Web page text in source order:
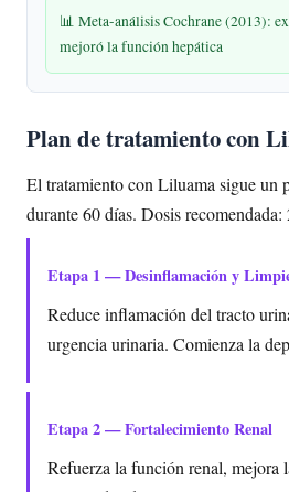
📊 Meta-análisis Cochrane (2013):
mejoró la función hepática
Plan de tratamiento con
El tratamiento con Liluama sigue un
durante 60 días. Dosis recomendada:
Etapa 1 — Desinflamación y
Reduce inflamación del tracto
urgencia urinaria. Comienza la
Etapa 2 — Fortalecimiento Renal
Refuerza la función renal, mejora